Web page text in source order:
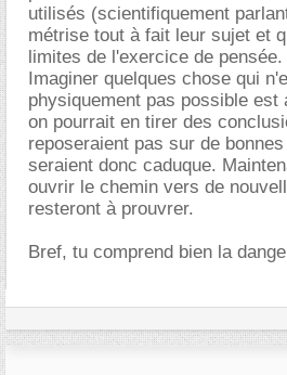
utilisés (scientifiquement
métrise tout à fait leur sujet et
limites de l'exercice de pensée.
Imaginer quelques chose qui
physiquement pas possible est
on pourrait en tirer des
reposeraient pas sur de
seraient donc caduque.
ouvrir le chemin vers de
resteront à prouvrer.
Bref, tu comprend bien la